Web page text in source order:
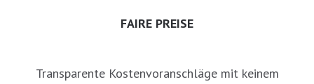
FAIRE PREISE
Transparente Kostenvoranschläge mit keinem